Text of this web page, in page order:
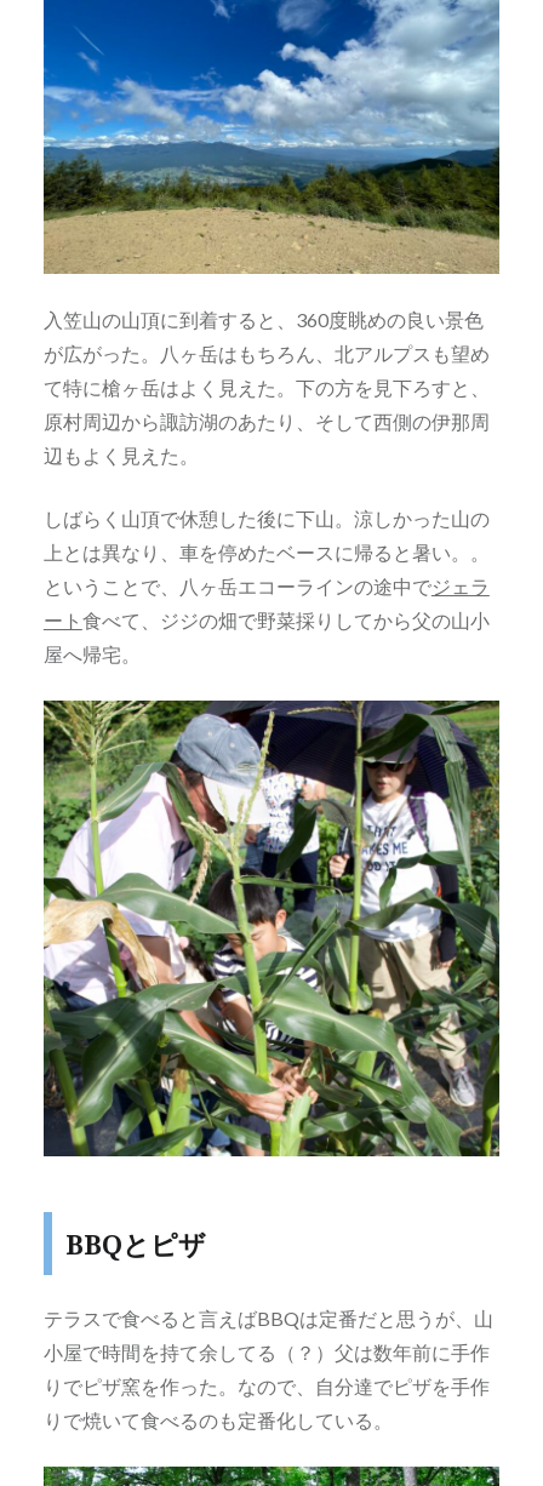
入笠山の山頂に到着すると、360度眺めの良い景色
が広がった。八ヶ岳はもちろん、北アルプスも望め
て特に槍ヶ岳はよく見えた。下の方を見下ろすと、
原村周辺から諏訪湖のあたり、そして西側の伊那周
辺もよく見えた。
しばらく山頂で休憩した後に下山。涼しかった山の
上とは異なり、車を停めたベースに帰ると暑い。。
ということで、八ヶ岳エコーラインの途中でジェラ
ート 食べて、ジジの畑で野菜採りしてから父の山小
屋へ帰宅。
BBQとピザ
テラスで食べると言えばBBQは定番だと思うが、山
小屋で時間を持て余してる（？）父は数年前に手作
りでピザ窯を作った。なので、自分達でピザを手作
りで焼いて食べるのも定番化している。